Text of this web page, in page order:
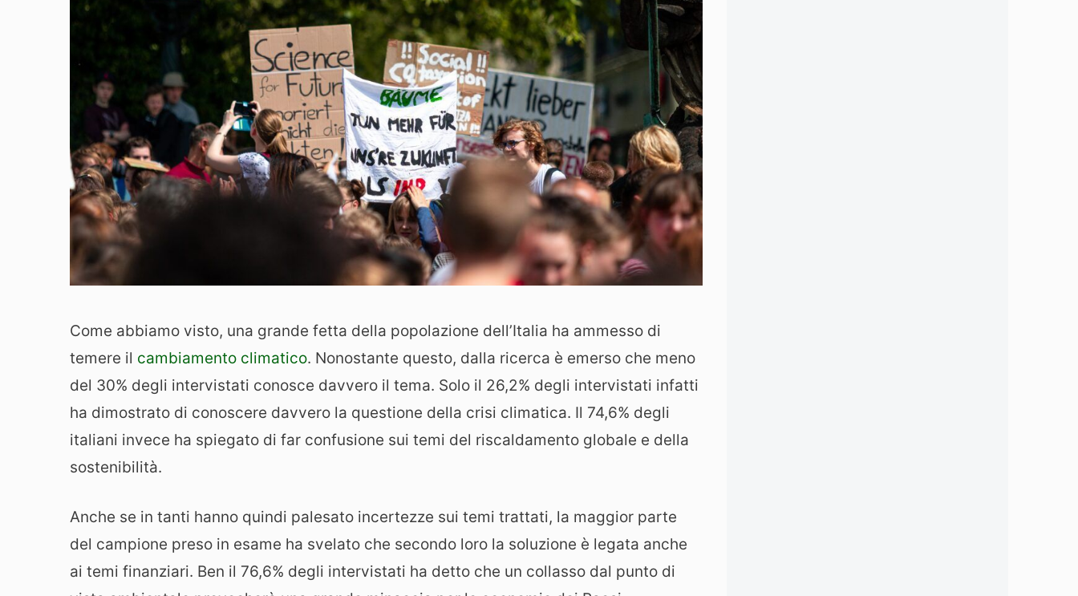
Come abbiamo visto, una grande fetta della popolazione dell’Italia ha ammesso di
temere il cambiamento climatico. Nonostante questo, dalla ricerca è emerso che meno
del 30% degli intervistati conosce davvero il tema. Solo il 26,2% degli intervistati infatti
ha dimostrato di conoscere davvero la questione della crisi climatica. Il 74,6% degli
italiani invece ha spiegato di far confusione sui temi del riscaldamento globale e della
sostenibilità.
Anche se in tanti hanno quindi palesato incertezze sui temi trattati, la maggior parte
del campione preso in esame ha svelato che secondo loro la soluzione è legata anche
ai temi finanziari. Ben il 76,6% degli intervistati ha detto che un collasso dal punto di